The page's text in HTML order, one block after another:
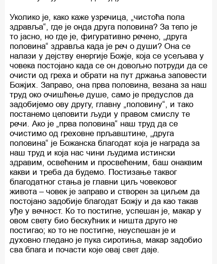
Уколико је, како каже узречица, „чистоћа пола
здравља“, где је онда друга половина? За тело је
то јасно, но где је, фигуративно речено, „друга
половина“ здравља када је реч о души? Она се
налази у дејству енергије Божје, која се усељава у
човека постојано када се он довољно потруди да се
очисти од греха и обрати на пут држања заповести
Божјих. Заправо, она прва половина, везана за наш
труд око очишћење душе, само је предуслов да
задобијемо ову другу, главну „половину“, и тако
постанемо целовити људи у правом смислу те
речи. Ако је „прва половина“ наш труд да се
очистимо од греховне прљавштине, „друга
половина“ је Божанска благодат која је награда за
наш труд и која нас чини људима истински
здравим, освећеним и просвећеним, баш онаквим
какви и треба да будемо. Постизање таквог
благодатног стања је главни циљ човековог
живота – човек је заправо и створен за циљем да
постојано задобије благодат Божју и да као такав
уђе у вечност. Ко то постигне, успешан је, макар у
овом свету био бескућник и ништа друго не
постигао; ко то не постигне, неуспешан је и
духовно гледано је пука сиротиња, макар задобио
сва блага и почасти које овај свет даје.